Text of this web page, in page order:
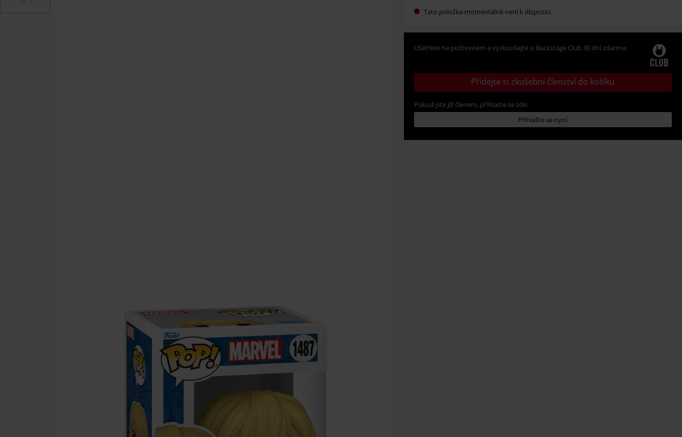
Tato položka momentálně není k dispozici.
Ušetřete na poštovném a vyzkoušejte si Backstage Club 30 dní zdarma:
Přidejte si zkušební členství do košíku
Pokud jste již členem, přihlaste se zde:
Přihlašte se nyní